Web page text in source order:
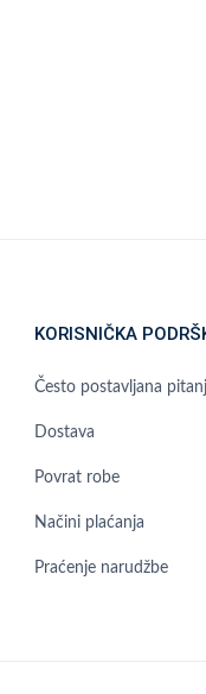
KORISNIČKA
Često postavljana
Dostava
Povrat robe
Načini plaćanja
Praćenje narudžbe